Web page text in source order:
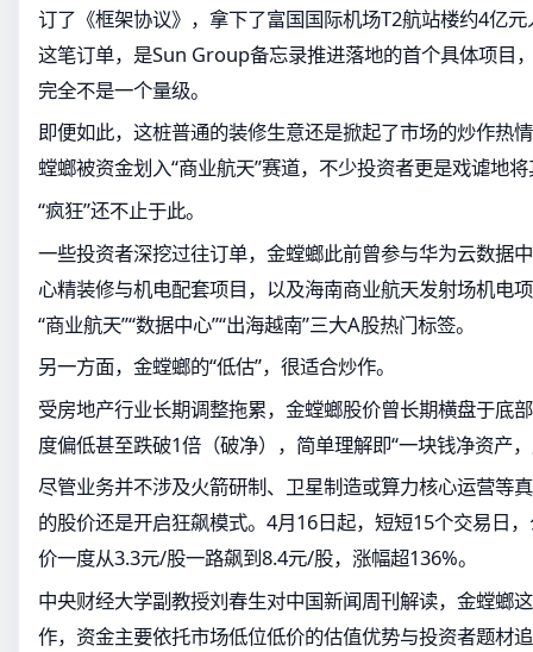
订了《框架协议》，拿下了富国国际机场T2航站楼约4亿
这笔订单，是Sun Group备忘录推进落地的首个具体项目
完全不是一个量级。
即便如此，这桩普通的装修生意还是掀起了市场的炒作热
螳螂被资金划入“商业航天”赛道，不少投资者更是戏谑地
“疯狂”还不止于此。
一些投资者深挖过往订单，金螳螂此前曾参与华为云数据
心精装修与机电配套项目，以及海南商业航天发射场机电
“商业航天”“数据中心”“出海越南”三大A股热门标签。
另一方面，金螳螂的“低估”，很适合炒作。
受房地产行业长期调整拖累，金螳螂股价曾长期横盘于底
度偏低甚至跌破1倍（破净），简单理解即“一块钱净资产
尽管业务并不涉及火箭研制、卫星制造或算力核心运营等
的股价还是开启狂飙模式。4月16日起，短短15个交易日
价一度从3.3元/股一路飙到8.4元/股，涨幅超136%。
中央财经大学副教授刘春生对中国新闻周刊解读，金螳螂
作，资金主要依托市场低位低价的估值优势与投资者题材